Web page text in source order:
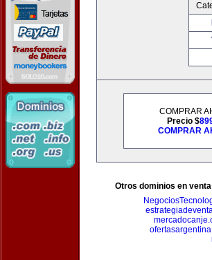
COMPRAR
Precio $
COMPRAR
Otros dominios en